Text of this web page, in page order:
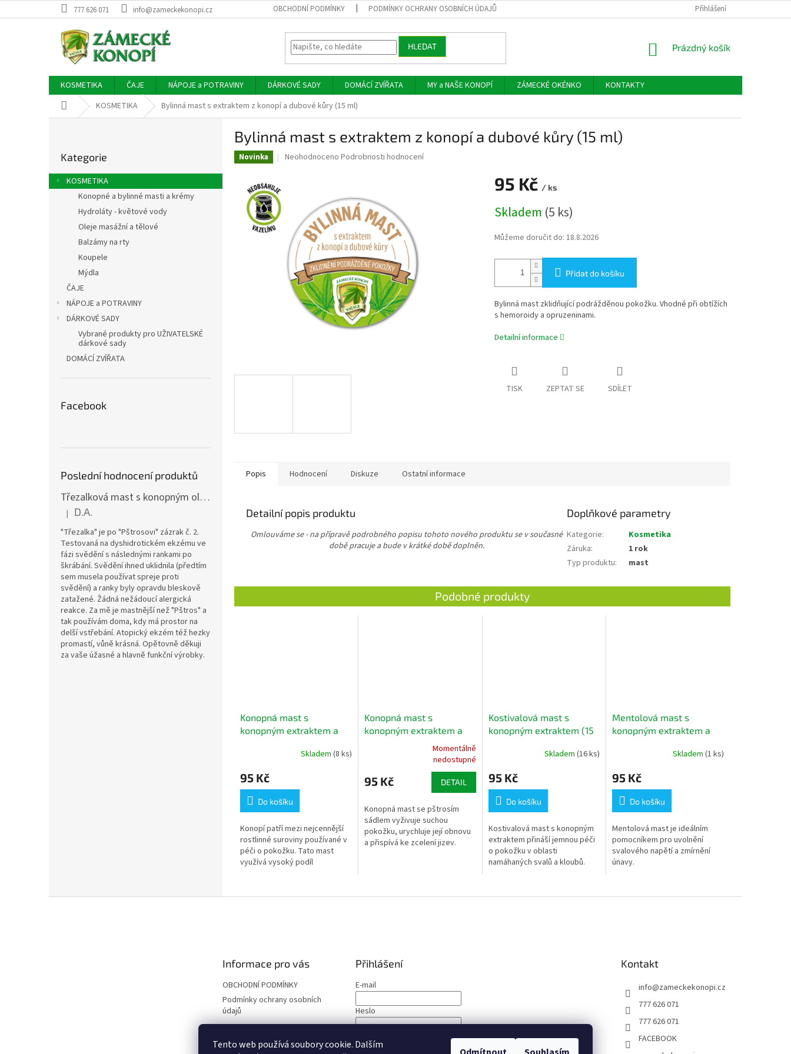
Tento web používá soubory cookie. Dalším
na
777 626 071 info@zameckekonopi.cz OBCHODNÍ PODMÍNKY PODMÍNKY OCHRANY OSOBNÍCH ÚDAJŮ Přihlášení
HLEDAT
NÁKUPNÍ
Prázdný košík
KOSMETIKA ČAJE NÁPOJE a POTRAVINY DÁRKOVÉ SADY DOMÁCÍ ZVÍŘATA MY a NAŠE KONOPÍ ZÁMECKÉ OKÉNKO
KONTAKTY
Domů KOSMETIKA Bylinná mast s extraktem z konopí a dubové kůry (15 ml)
r
a
kategorie
Kategorie
KOSMETIKA
Konopné a bylinné masti a krémy
Hydroláty - květové vody
Oleje masážní a tělové
Balzámy na rty
Koupele
Mýdla
ČAJE
NÁPOJE a POTRAVINY
DÁRKOVÉ SADY
Vybrané produkty pro UŽIVATELSKÉ
dárkové sady
DOMÁCÍ ZVÍŘATA
Facebook
Poslední hodnocení produktů
Třezalková mast s konopným olejem a vitamínem E (15 ml)
Hodnocení produktu je 5 z 5 hvězdiček.
| D.A.
"Třezalka" je po "Pštrosovi" zázrak č. 2.
Testovaná na dyshidrotickém ekzému ve
fázi svědění s následnými rankami po
škrábání. Svědění ihned uklidnila (předtím
sem musela používat spreje proti
svědění) a ranky byly opravdu bleskově
zatažené. Žádná nežádoucí alergická
reakce. Za mě je mastnější než "Pštros" a
tak používám doma, kdy má prostor na
delší vstřebání. Atopický ekzém též hezky
promastí, vůně krásná. Opětovně děkuji
za vaše úžasné a hlavně funkční výrobky.
Bylinná mast s extraktem z konopí a dubové kůry (15 ml)
Novinka
Průměrné
hvězdiček.
Neohodnoceno Podrobnosti hodnocení
95 Kč / ks
cena:
Skladem (5 ks)
Můžeme doručit do: 18.8.2026
Přidat do košíku
Bylinná mast zklidňující podrážděnou pokožku. Vhodné při obtížích
s hemoroidy a opruzeninami.
Detailní informace
TISK ZEPTAT SE SDÍLET
Popis Hodnocení Diskuze Ostatní informace
Detailní popis produktu
Omlouváme se - na přípravě podrobného popisu tohoto nového produktu se v současné
době pracuje a bude v krátké době doplněn.
Doplňkové parametry
Kategorie:
Kosmetika
Záruka:
1 rok
Typ produktu: mast
Konopná mast s
konopným extraktem a
Skladem (8 ks)
95 Kč
Do košíku
Konopí patří mezi nejcennější
rostlinné suroviny používané v
péči o pokožku. Tato mast
využívá vysoký podíl
bambucké a...
Konopná mast s
konopným extraktem a
pštrosím sádlem (15 ml)
produktu
je
z
5
hvězdiček.
Momentálně
nedostupné
95 Kč DETAIL
Konopná mast se pštrosím
sádlem vyživuje suchou
pokožku, urychluje její obnovu
a přispívá ke zcelení jizev.
Kostivalová mast s
konopným extraktem (15
Skladem(16 ks)
95 Kč
Do košíku
Kostivalová mast s konopným
extraktem přináší jemnou péči
o pokožku v oblasti
namáhaných svalů a kloubů.
po fyzické námaze i...
Mentolová mast s
konopným extraktem a
Skladem (1 ks)
95 Kč
Do košíku
Mentolová mast je ideálním
pomocníkem pro uvolnění
svalového napětí a zmírnění
únavy.
Informace pro vás
OBCHODNÍ PODMÍNKY
Podmínky ochrany osobních
údajů
Přihlášení
E-mail
Heslo
PŘIHLÁSIT SE
Kontakt
info@zameckekonopi.cz
777 626 071
777 626 071
FACEBOOK